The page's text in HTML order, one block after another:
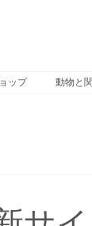
ップ 動物と